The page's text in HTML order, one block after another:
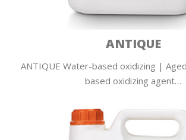
ANTIQUE
ANTIQUE Water-based oxidizing |
based oxidizing agent…